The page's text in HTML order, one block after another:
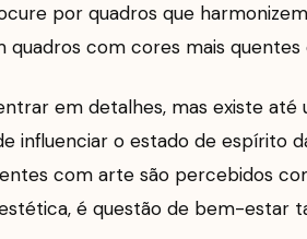
por quadros que
quadros com cores mais quentes
em detalhes, mas existe
influenciar o estado de espírito
com arte são percebidos
é questão de bem-estar